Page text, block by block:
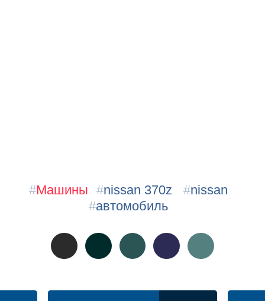
#Машины #nissan 370z #nissan
#автомобиль